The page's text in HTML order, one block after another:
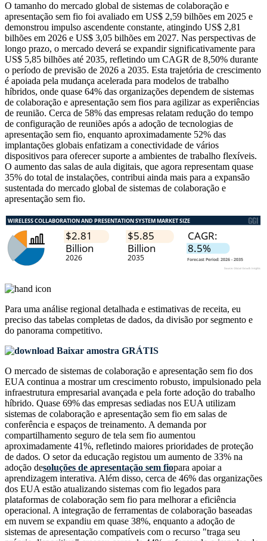
O tamanho do mercado global de sistemas de colaboração e
apresentação sem fio foi avaliado em US$ 2,59 bilhões em 2025 e
demonstrou impulso ascendente constante, atingindo US$ 2,81
bilhões em 2026 e US$ 3,05 bilhões em 2027. Nas perspectivas de
longo prazo, o mercado deverá se expandir significativamente para
US$ 5,85 bilhões até 2035, refletindo um CAGR de 8,50% durante
o período de previsão de 2026 a 2035. Esta trajetória de crescimento
é apoiada pela mudança acelerada para modelos de trabalho
híbridos, onde quase 64% das organizações dependem de sistemas
de colaboração e apresentação sem fios para agilizar as experiências
de reunião. Cerca de 58% das empresas relatam redução do tempo
de configuração de reuniões após a adoção de tecnologias de
apresentação sem fio, enquanto aproximadamente 52% das
implantações globais enfatizam a conectividade de vários
dispositivos para oferecer suporte a ambientes de trabalho flexíveis.
O aumento das salas de aula digitais, que agora representam quase
35% do total de instalações, contribui ainda mais para a expansão
sustentada do mercado global de sistemas de colaboração e
apresentação sem fio.
Para uma análise regional detalhada e estimativas de receita, eu
preciso das tabelas completas de dados, da divisão por segmento e
do panorama competitivo.
Baixar amostra GRÁTIS
O mercado de sistemas de colaboração e apresentação sem fio dos
EUA continua a mostrar um crescimento robusto, impulsionado pela
infraestrutura empresarial avançada e pela forte adoção do trabalho
híbrido. Quase 69% das empresas sediadas nos EUA utilizam
sistemas de colaboração e apresentação sem fio em salas de
conferência e espaços de treinamento. A demanda por
compartilhamento seguro de tela sem fio aumentou
aproximadamente 41%, refletindo maiores prioridades de proteção
de dados. O setor da educação registou um aumento de 33% na
adoção desoluções de apresentação sem fiopara apoiar a
aprendizagem interativa. Além disso, cerca de 46% das organizações
dos EUA estão atualizando sistemas com fio legados para
plataformas de colaboração sem fio para melhorar a eficiência
operacional. A integração de ferramentas de colaboração baseadas
em nuvem se expandiu em quase 38%, enquanto a adoção de
sistemas de apresentação compatíveis com o recurso "traga seu